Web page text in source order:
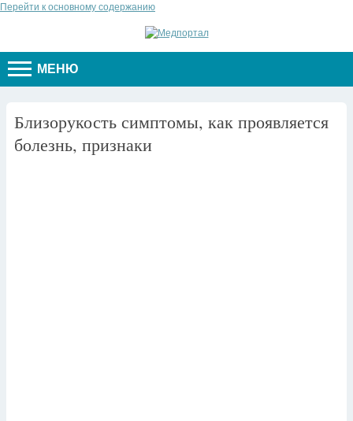
Перейти к основному содержанию
МЕНЮ
Близорукость симптомы, как проявляется
болезнь, признаки